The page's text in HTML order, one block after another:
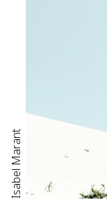
Isabel Marant